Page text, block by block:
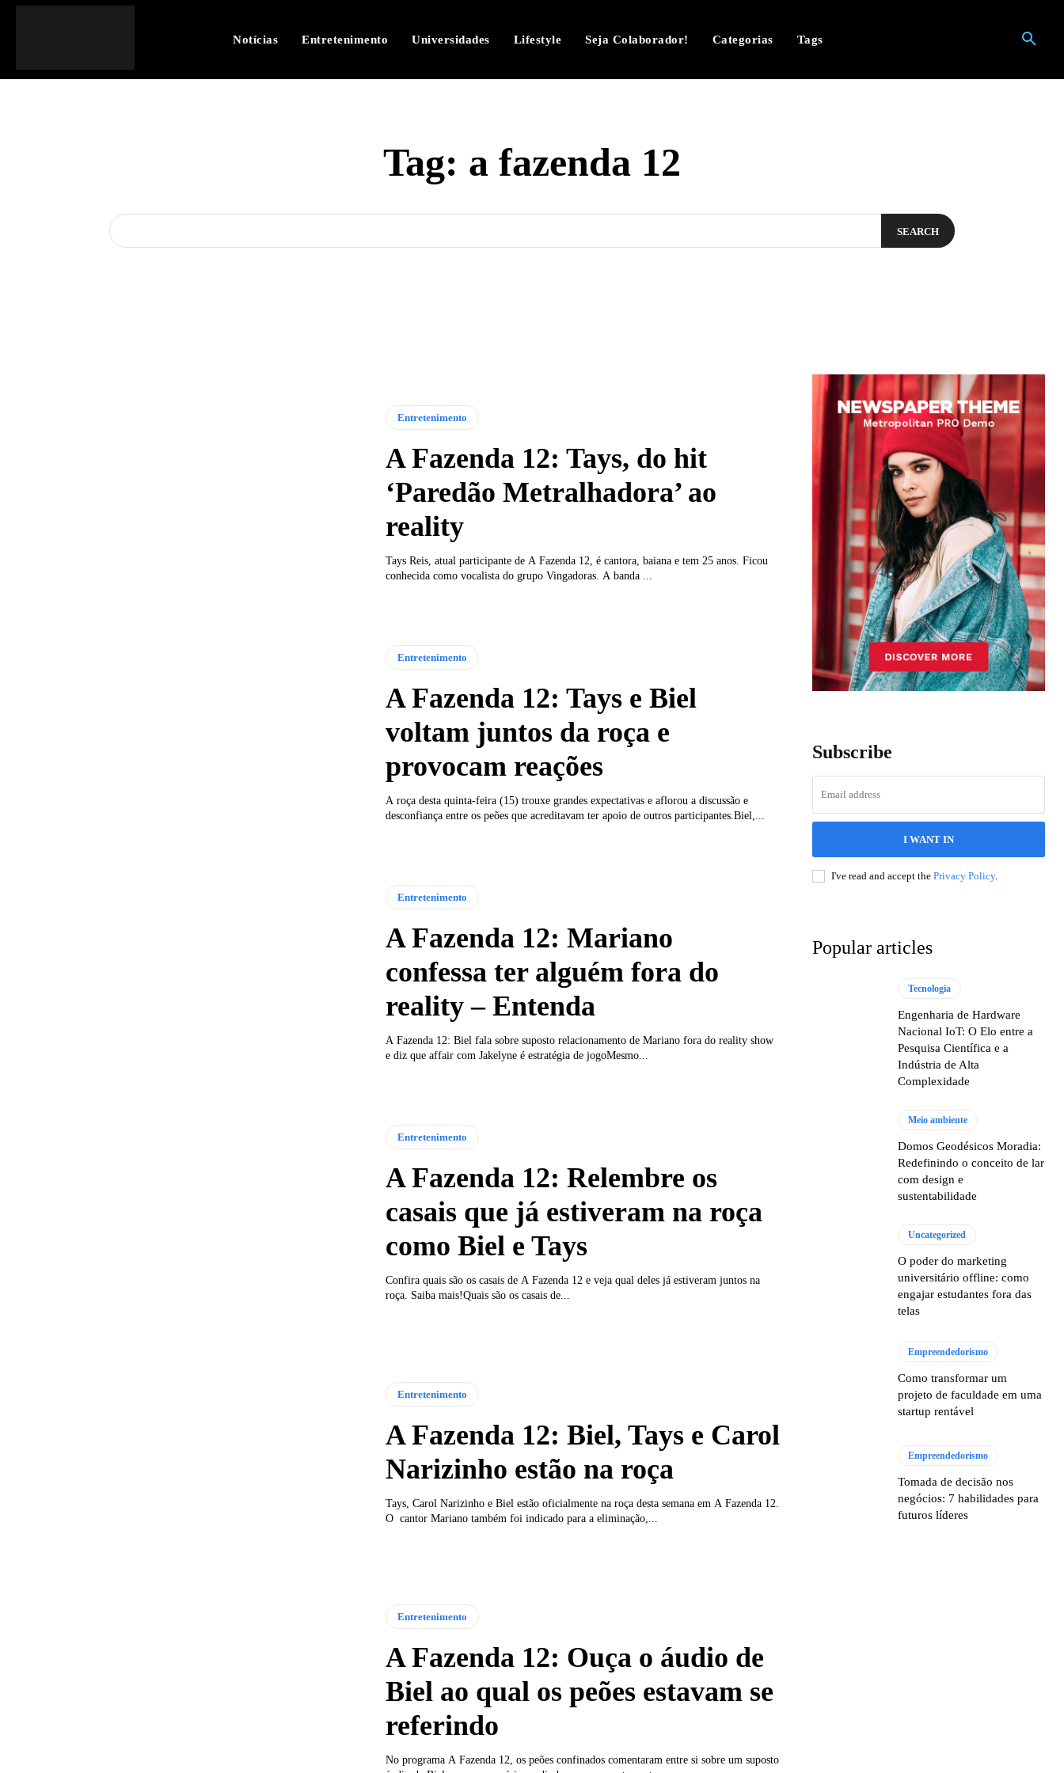
Notícias Entretenimento Universidades Lifestyle Seja Colaborador! Categorias Tags
Tag: a fazenda 12
SEARCH
Entretenimento
A Fazenda 12: Tays, do hit
‘Paredão Metralhadora’ ao
reality
Tays Reis, atual participante de A Fazenda 12, é cantora, baiana e tem 25 anos. Ficou
conhecida como vocalista do grupo Vingadoras. A banda ...
Entretenimento
A Fazenda 12: Tays e Biel
voltam juntos da roça e
provocam reações
A roça desta quinta-feira (15) trouxe grandes expectativas e aflorou a discussão e
desconfiança entre os peões que acreditavam ter apoio de outros participantes.Biel,...
Entretenimento
A Fazenda 12: Mariano
confessa ter alguém fora do
reality – Entenda
A Fazenda 12: Biel fala sobre suposto relacionamento de Mariano fora do reality show
e diz que affair com Jakelyne é estratégia de jogoMesmo...
Entretenimento
A Fazenda 12: Relembre os
casais que já estiveram na roça
como Biel e Tays
Confira quais são os casais de A Fazenda 12 e veja qual deles já estiveram juntos na
roça. Saiba mais!Quais são os casais de...
Entretenimento
A Fazenda 12: Biel, Tays e Carol
Narizinho estão na roça
Tays, Carol Narizinho e Biel estão oficialmente na roça desta semana em A Fazenda 12.
O cantor Mariano também foi indicado para a eliminação,...
Entretenimento
A Fazenda 12: Ouça o áudio de
Biel ao qual os peões estavam se
referindo
No programa A Fazenda 12, os peões confinados comentaram entre si sobre um suposto
Subscribe
I WANT IN
I've read and accept the Privacy Policy.
Popular articles
Tecnologia
Engenharia de Hardware
Nacional IoT: O Elo entre a
Pesquisa Científica e a
Indústria de Alta
Complexidade
Meio ambiente
Domos Geodésicos Moradia:
Redefinindo o conceito de lar
com design e
sustentabilidade
Uncategorized
O poder do marketing
universitário offline: como
engajar estudantes fora das
telas
Empreendedorismo
Como transformar um
projeto de faculdade em uma
startup rentável
Empreendedorismo
Tomada de decisão nos
negócios: 7 habilidades para
futuros líderes